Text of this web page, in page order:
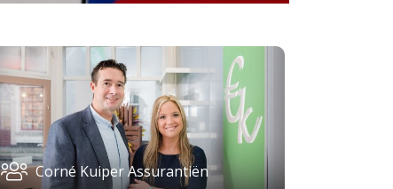
Corné Kuiper Assurantiën